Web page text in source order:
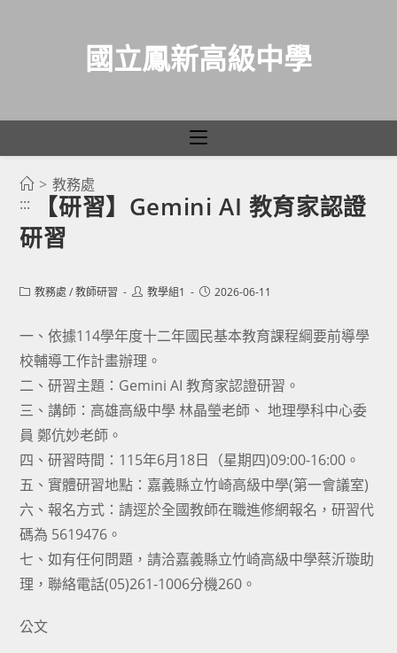
國立鳳新高級中學
> 教務處
:::
【研習】Gemini AI 教育家認證
研習
Post教務處 / 教師研習
Post教學組1
Post2026-06-11
一、依據114學年度十二年國民基本教育課程綱要前導學
校輔導工作計畫辦理。
二、研習主題：Gemini AI 教育家認證研習。
三、講師：高雄高級中學 林晶瑩老師、 地理學科中心委
員 鄭伉妙老師。
四、研習時間：115年6月18日（星期四)09:00-16:00。
五、實體研習地點：嘉義縣立竹崎高級中學(第一會議室)
六、報名方式：請逕於全國教師在職進修網報名，研習代
碼為 5619476。
七、如有任何問題，請洽嘉義縣立竹崎高級中學蔡沂璇助
理，聯絡電話(05)261-1006分機260。
公文